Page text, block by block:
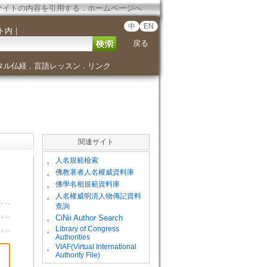
イトの内容を引用する．ホームページへ
内 ｜ 中 EN
戻る
ル仏経． 言語レッスン ． リンク
関連サイト
。 人名規範檢索
。 佛教著者人名權威資料庫
。 佛學名相規範資料庫
。
人名權威明清人物傳記資料
查詢
。
CiNii Author Search
。
Library of Congress
Authorities
。
VIAF(Virtual International
Authority File)